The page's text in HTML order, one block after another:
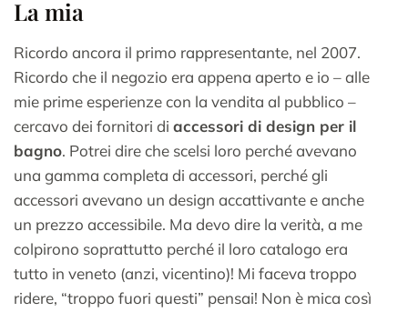
La mia
Ricordo ancora il primo rappresentante, nel 2007.
Ricordo che il negozio era appena aperto e io – alle
mie prime esperienze con la vendita al pubblico –
cercavo dei fornitori di accessori di design per il
bagno. Potrei dire che scelsi loro perché avevano
una gamma completa di accessori, perché gli
accessori avevano un design accattivante e anche
un prezzo accessibile. Ma devo dire la verità, a me
colpirono soprattutto perché il loro catalogo era
tutto in veneto (anzi, vicentino)! Mi faceva troppo
ridere, “troppo fuori questi” pensai! Non è mica così